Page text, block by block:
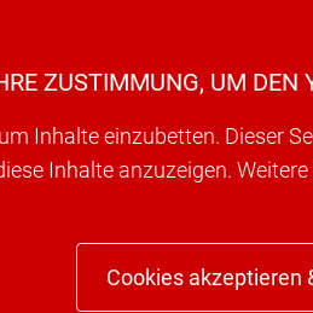
ZUSTIMMUNG, UM DEN
Inhalte einzubetten. Dieser
Inhalte anzuzeigen.
Cookies akzeptieren